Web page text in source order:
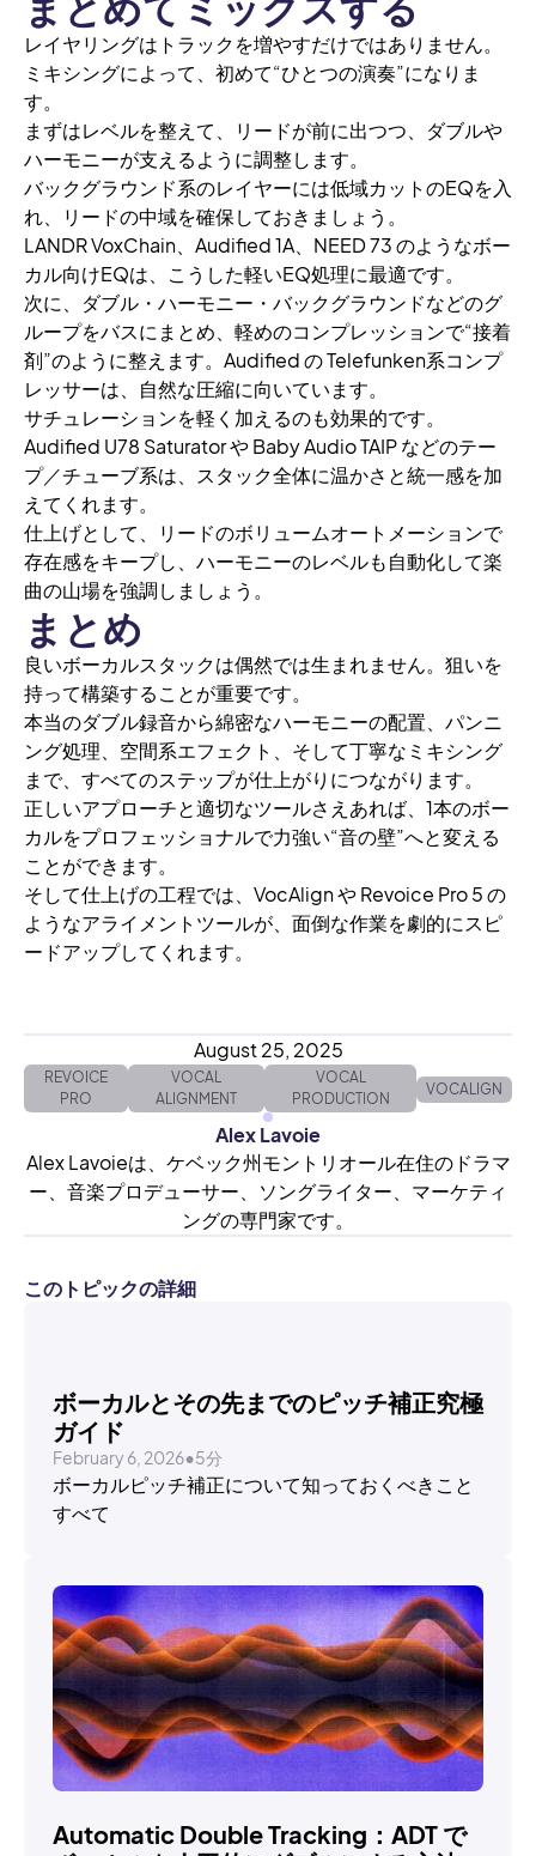
レイヤリングはトラックを増やすだけではありません。
ミキシングによって、初めて“ひとつの演奏”になりま
す。
まずはレベルを整えて、リードが前に出つつ、ダブルや
ハーモニーが支えるように調整します。
バックグラウンド系のレイヤーには低域カットのEQを入
れ、リードの中域を確保しておきましょう。
LANDR VoxChain、Audified 1A、NEED 73 のようなボー
カル向けEQは、こうした軽いEQ処理に最適です。
次に、ダブル・ハーモニー・バックグラウンドなどのグ
ループをバスにまとめ、軽めのコンプレッションで“接着
剤”のように整えます。Audified の Telefunken系コンプ
レッサーは、自然な圧縮に向いています。
サチュレーションを軽く加えるのも効果的です。
Audified U78 Saturator や Baby Audio TAIP などのテー
プ／チューブ系は、スタック全体に温かさと統一感を加
えてくれます。
仕上げとして、リードのボリュームオートメーションで
存在感をキープし、ハーモニーのレベルも自動化して楽
曲の山場を強調しましょう。
まとめ
良いボーカルスタックは偶然では生まれません。狙いを
持って構築することが重要です。
本当のダブル録音から綿密なハーモニーの配置、パンニ
ング処理、空間系エフェクト、そして丁寧なミキシング
まで、すべてのステップが仕上がりにつながります。
正しいアプローチと適切なツールさえあれば、1本のボー
カルをプロフェッショナルで力強い“音の壁”へと変える
ことができます。
そして仕上げの工程では、VocAlign や Revoice Pro 5 の
ようなアライメントツールが、面倒な作業を劇的にスピ
ードアップしてくれます。
August 25, 2025
REVOICE
PRO
VOCAL
ALIGNMENT
VOCAL
PRODUCTION
VOCALIGN
Alex Lavoie
Alex Lavoieは、ケベック州モントリオール在住のドラマ
ー、音楽プロデューサー、ソングライター、マーケティ
ングの専門家です。
このトピックの詳細
ボーカルとその先までのピッチ補正究極
ガイド
February 6, 2026•5分
ボーカルピッチ補正について知っておくべきこと
すべて
Automatic Double Tracking：ADT で